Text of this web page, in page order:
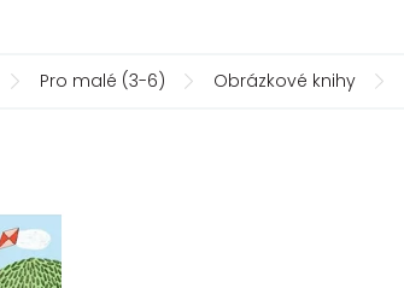
Pro malé (3-6) Obrázkové knihy